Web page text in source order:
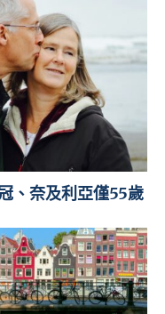
、奈及利亞僅55歲